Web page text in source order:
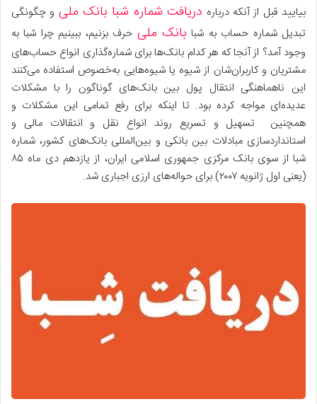
بیایید قبل از آنکه درباره دریافت شماره شبا بانک ملی و چگونگی
تبدیل شماره حساب به شبا بانک ملی حرف بزنیم، ببینیم چرا شبا به
وجود آمد؟ از آنجا که هر کدام بانک‌ها برای شماره‌گذاری انواع حساب‌های
مشتریان‌ و کاربران‌شان از شیوه یا شیوه‌ها‌یی به‌خصوص استفاده ‌می‌کنند
این ناهماهنگی انتقال پول بین بانک‌های گوناگون را با مشکلات
عدیده‌ای مواجه کرده بود. تا اینکه برای رفع تمامی این مشکلات و
همچنین تسهیل و تسریع روند انواع نقل و انتقالات مالی و
استانداردسازی مبادلات بین بانکی و بین‌المللی بانک‌های کشور، شماره
شبا از سوی بانک مرکزی جمهوری اسلامی ایران، از یازدهم دی ماه ۸۵
(یعنی اول ژانویه ۲۰۰۷) برای حواله‌های ارزی اجباری شد.